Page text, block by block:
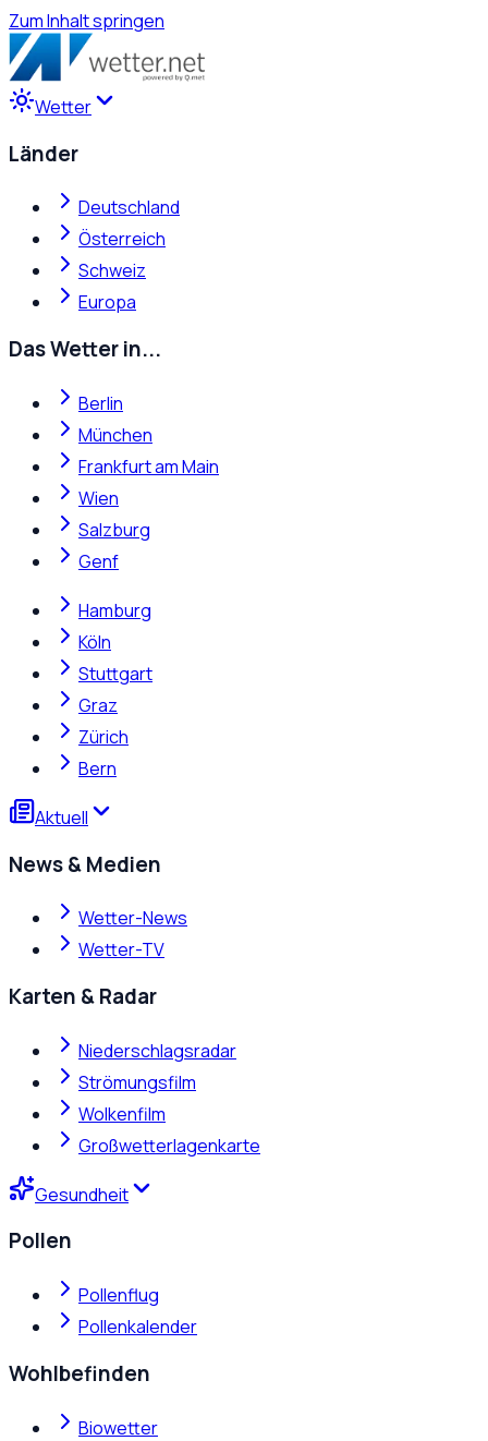
Zum Inhalt springen
Wetter
Länder
Deutschland
Österreich
Schweiz
Europa
Das Wetter in...
Berlin
München
Frankfurt am Main
Wien
Salzburg
Genf
Hamburg
Köln
Stuttgart
Graz
Zürich
Bern
Aktuell
News & Medien
Wetter-News
Wetter-TV
Karten & Radar
Niederschlagsradar
Strömungsfilm
Wolkenfilm
Großwetterlagenkarte
Gesundheit
Pollen
Pollenflug
Pollenkalender
Wohlbefinden
Biowetter